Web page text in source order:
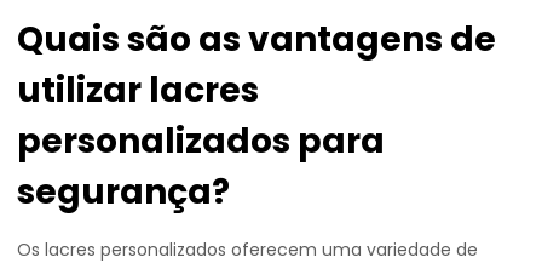
Quais são as vantagens de
utilizar lacres
personalizados para
segurança?
Os lacres personalizados oferecem uma variedade de